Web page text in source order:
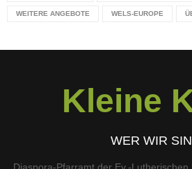
WEITERE ANGEBOTE WELS-EUROPE
Kleine
WER WIR